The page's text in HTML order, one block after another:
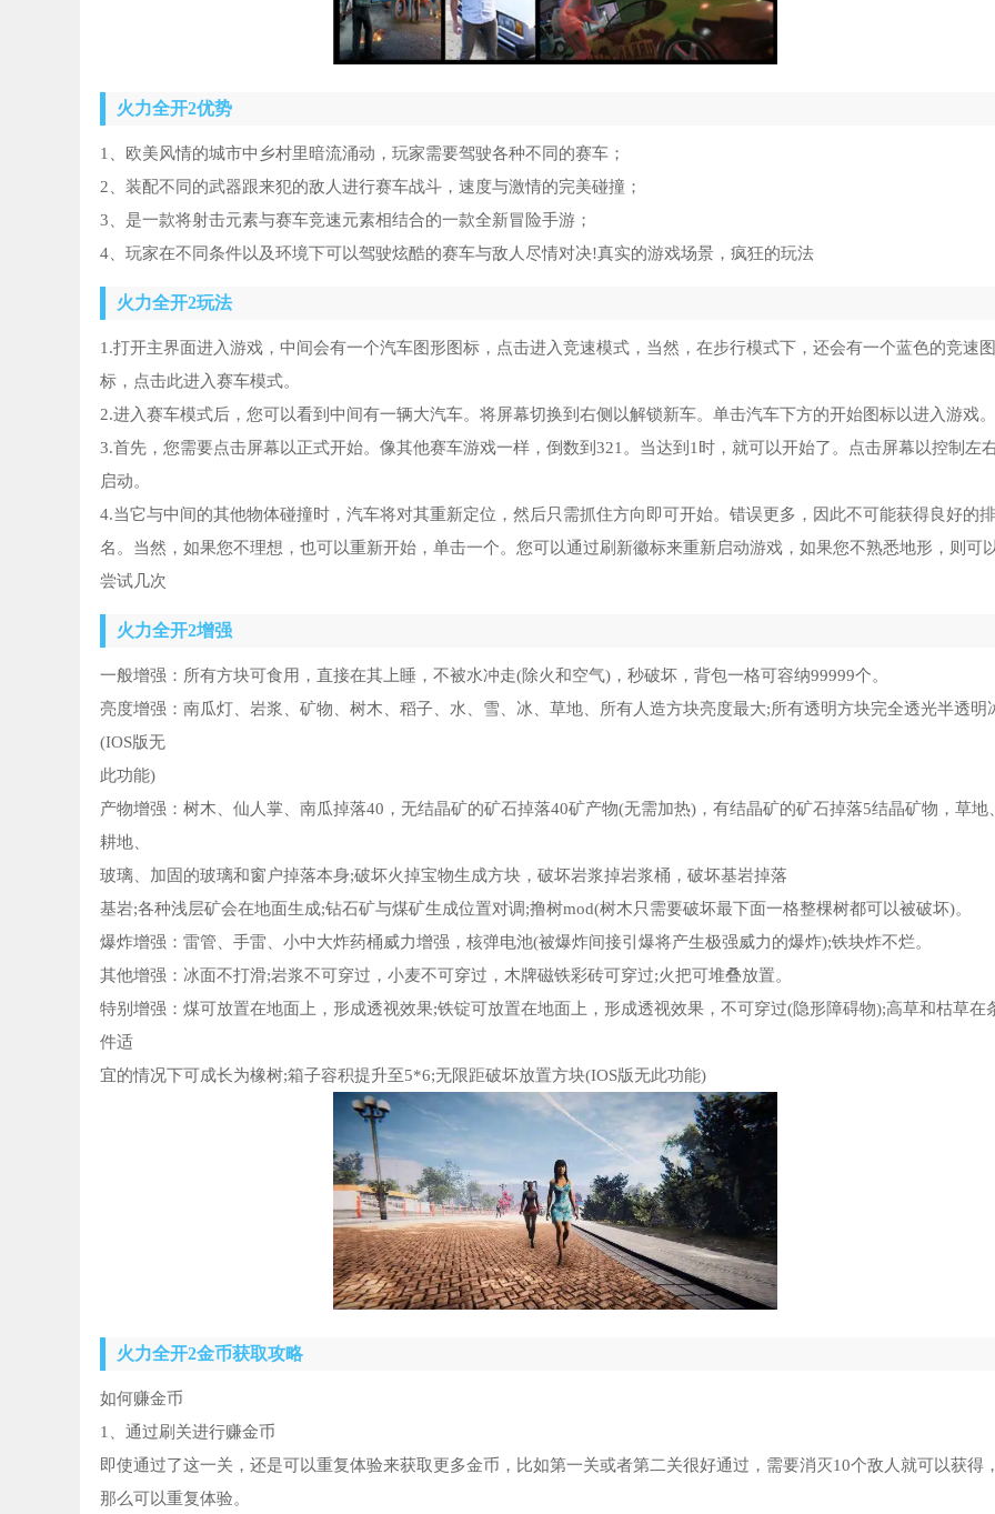
火力全开2优势
1、欧美风情的城市中乡村里暗流涌动，玩家需要驾驶各种不同的赛车；
2、装配不同的武器跟来犯的敌人进行赛车战斗，速度与激情的完美碰撞；
3、是一款将射击元素与赛车竞速元素相结合的一款全新冒险手游；
4、玩家在不同条件以及环境下可以驾驶炫酷的赛车与敌人尽情对决!真实的游戏场景，疯狂的玩法
火力全开2玩法
1.打开主界面进入游戏，中间会有一个汽车图形图标，点击进入竞速模式，当然，在步行模式下，还会有一个蓝色的竞速图
标，点击此进入赛车模式。
2.进入赛车模式后，您可以看到中间有一辆大汽车。将屏幕切换到右侧以解锁新车。单击汽车下方的开始图标以进入游戏。
3.首先，您需要点击屏幕以正式开始。像其他赛车游戏一样，倒数到321。当达到1时，就可以开始了。点击屏幕以控制左
启动。
4.当它与中间的其他物体碰撞时，汽车将对其重新定位，然后只需抓住方向即可开始。错误更多，因此不可能获得良好的排
名。当然，如果您不理想，也可以重新开始，单击一个。您可以通过刷新徽标来重新启动游戏，如果您不熟悉地形，则可
尝试几次
火力全开2增强
一般增强：所有方块可食用，直接在其上睡，不被水冲走(除火和空气)，秒破坏，背包一格可容纳99999个。
亮度增强：南瓜灯、岩浆、矿物、树木、稻子、水、雪、冰、草地、所有人造方块亮度最大;所有透明方块完全透光半透明
(IOS版无
此功能)
产物增强：树木、仙人掌、南瓜掉落40，无结晶矿的矿石掉落40矿产物(无需加热)，有结晶矿的矿石掉落5结晶矿物，草地
耕地、
玻璃、加固的玻璃和窗户掉落本身;破坏火掉宝物生成方块，破坏岩浆掉岩浆桶，破坏基岩掉落
基岩;各种浅层矿会在地面生成;钻石矿与煤矿生成位置对调;撸树mod(树木只需要破坏最下面一格整棵树都可以被破坏)。
爆炸增强：雷管、手雷、小中大炸药桶威力增强，核弹电池(被爆炸间接引爆将产生极强威力的爆炸);铁块炸不烂。
其他增强：冰面不打滑;岩浆不可穿过，小麦不可穿过，木牌磁铁彩砖可穿过;火把可堆叠放置。
特别增强：煤可放置在地面上，形成透视效果;铁锭可放置在地面上，形成透视效果，不可穿过(隐形障碍物);高草和枯草在
件适
宜的情况下可成长为橡树;箱子容积提升至5*6;无限距破坏放置方块(IOS版无此功能)
火力全开2金币获取攻略
如何赚金币
1、通过刷关进行赚金币
即使通过了这一关，还是可以重复体验来获取更多金币，比如第一关或者第二关很好通过，需要消灭10个敌人就可以获得
那么可以重复体验。